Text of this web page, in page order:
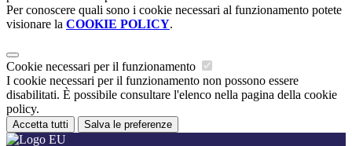
Per conoscere quali sono i cookie necessari al funzionamento potete
visionare la COOKIE POLICY.
Cookie necessari per il funzionamento
I cookie necessari per il funzionamento non possono essere
disabilitati. È possibile consultare l'elenco nella pagina della cookie
policy.
Accetta tutti Salva le preferenze